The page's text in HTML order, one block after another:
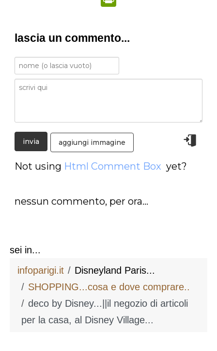
lascia un commento...
aggiungi immagine
Not using Html Comment Box yet?
nessun commento, per ora...
sei in...
infoparigi.it
Disneyland Paris...
SHOPPING...cosa e dove comprare..
deco by Disney...||il negozio di articoli
per la casa, al Disney Village...